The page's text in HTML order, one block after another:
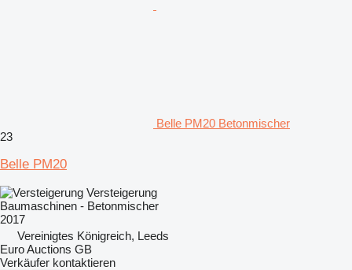
Belle PM20 Betonmischer
23
Belle PM20
Versteigerung
Baumaschinen - Betonmischer
2017
Vereinigtes Königreich, Leeds
Euro Auctions GB
Verkäufer kontaktieren